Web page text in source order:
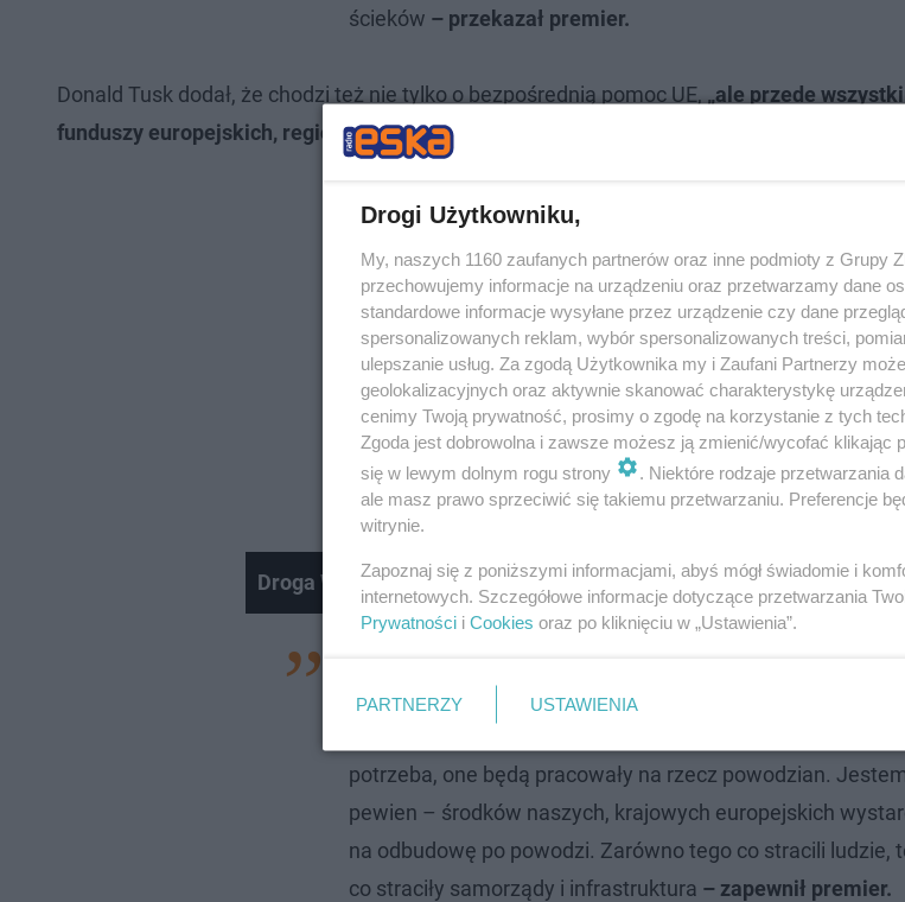
ścieków – przekazał premier.
Donald Tusk dodał, że chodzi też nie tylko o bezpośrednią pomoc UE, „ale przede
funduszy europejskich, regionalnych programów operacyjnych, Programu Odbudowy,
Droga Wrocław - Kąty Wrocławskie zalana przez rzekę Bystrzycę
środki, które trudno wykorzystać, albo które mogłyby być
potrzeba, one będą pracowały na rzecz powodzian.
pewien – środków naszych, krajowych europejskich
na odbudowę po powodzi. Zarówno tego co stracili ludzie,
co straciły samorządy i infrastruktura – zapewnił premier.
Drogi Użytkowniku,
My, naszych 1160 zaufanych partnerów oraz inne podmioty z Grupy
przechowujemy informacje na urządzeniu oraz przetwarzamy dane
standardowe informacje wysyłane przez urządzenie czy dane
spersonalizowanych reklam, wybór spersonalizowanych treści,
ulepszanie usług. Za zgodą Użytkownika my i Zaufani Partnerzy
geolokalizacyjnych oraz aktywnie skanować charakterystykę
cenimy Twoją prywatność, prosimy o zgodę na korzystanie z tych
Zgoda jest dobrowolna i zawsze możesz ją zmienić/wycofać klikając
się w lewym dolnym rogu strony
. Niektóre rodzaje przetwarzania
ale masz prawo sprzeciwić się takiemu przetwarzaniu. Preferencje
witrynie.
Zapoznaj się z poniższymi informacjami, abyś mógł świadomie i
internetowych. Szczegółowe informacje dotyczące przetwarzania
Prywatności i Cookies oraz po kliknięciu w „Ustawienia”.
PARTNERZY USTAWIENIA